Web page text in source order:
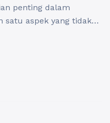
penting dalam
satu aspek yang tidak
suhu udara.